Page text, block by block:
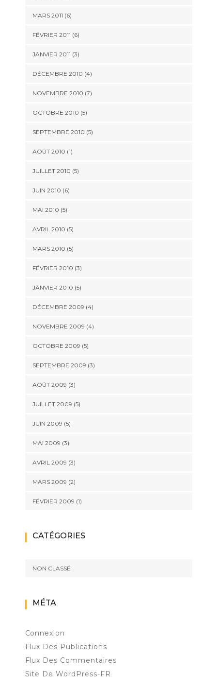
MARS 2011 (6)
FÉVRIER 2011 (6)
JANVIER 2011 (3)
DÉCEMBRE 2010 (4)
NOVEMBRE 2010 (7)
OCTOBRE 2010 (5)
SEPTEMBRE 2010 (5)
AOÛT 2010 (1)
JUILLET 2010 (5)
JUIN 2010 (6)
MAI 2010 (5)
AVRIL 2010 (5)
MARS 2010 (5)
FÉVRIER 2010 (3)
JANVIER 2010 (5)
DÉCEMBRE 2009 (4)
NOVEMBRE 2009 (4)
OCTOBRE 2009 (5)
SEPTEMBRE 2009 (3)
AOÛT 2009 (3)
JUILLET 2009 (5)
JUIN 2009 (5)
MAI 2009 (3)
AVRIL 2009 (3)
MARS 2009 (2)
FÉVRIER 2009 (1)
CATÉGORIES
NON CLASSÉ
MÉTA
Connexion
Flux Des Publications
Flux Des Commentaires
Site De WordPress-FR